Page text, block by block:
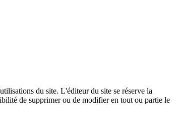
du site. L'éditeur du site se réserve la
de supprimer ou de modifier en tout ou partie le